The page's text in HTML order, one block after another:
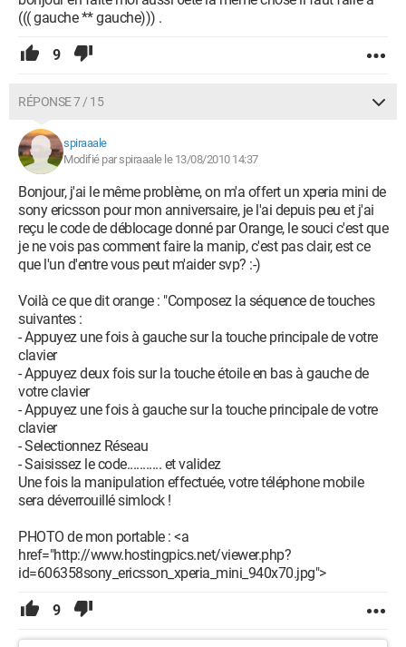
((( gauche ** gauche))) .
9
RÉPONSE 7 / 15
spiraaale
Modifié par spiraaale le 13/08/2010 14:37
Bonjour, j'ai le même problème, on m'a offert un xperia mini de
sony ericsson pour mon anniversaire, je l'ai depuis peu et j'ai
reçu le code de déblocage donné par Orange, le souci c'est que
je ne vois pas comment faire la manip, c'est pas clair, est ce
que l'un d'entre vous peut m'aider svp? :-)
Voilà ce que dit orange : "Composez la séquence de touches
suivantes :
- Appuyez une fois à gauche sur la touche principale de votre
clavier
- Appuyez deux fois sur la touche étoile en bas à gauche de
votre clavier
- Appuyez une fois à gauche sur la touche principale de votre
clavier
- Selectionnez Réseau
- Saisissez le code........... et validez
Une fois la manipulation effectuée, votre téléphone mobile
sera déverrouillé simlock !
PHOTO de mon portable : <a
href="http://www.hostingpics.net/viewer.php?
id=606358sony_ericsson_xperia_mini_940x70.jpg">
9